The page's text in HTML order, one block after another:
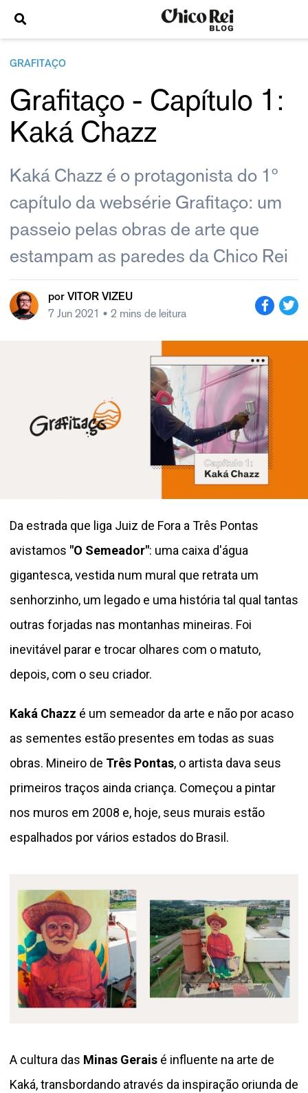
GRAFITAÇO
Grafitaço - Capítulo 1:
Kaká Chazz
Kaká Chazz é o protagonista do 1º
capítulo da websérie Grafitaço: um
passeio pelas obras de arte que
estampam as paredes da Chico Rei
por VITOR VIZEU
7 Jun 2021 • 2 mins de leitura
Da estrada que liga Juiz de Fora a Três Pontas
avistamos "O Semeador": uma caixa d'água
gigantesca, vestida num mural que retrata um
senhorzinho, um legado e uma história tal qual tantas
outras forjadas nas montanhas mineiras. Foi
inevitável parar e trocar olhares com o matuto,
depois, com o seu criador.
Kaká Chazz é um semeador da arte e não por acaso
as sementes estão presentes em todas as suas
obras. Mineiro de Três Pontas, o artista dava seus
primeiros traços ainda criança. Começou a pintar
nos muros em 2008 e, hoje, seus murais estão
espalhados por vários estados do Brasil.
A cultura das Minas Gerais é influente na arte de
Kaká, transbordando através da inspiração oriunda de